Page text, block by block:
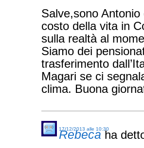
Salve,sono
costo della vita in
sulla realtà al
Siamo dei
trasferimento
Magari se ci
clima. Buona
Rebeca ha
17/12/2013 alle 10:30